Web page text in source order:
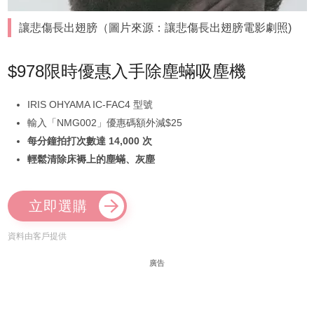
讓悲傷長出翅膀（圖片來源：讓悲傷長出翅膀電影劇照)
$978限時優惠入手除塵蟎吸塵機
IRIS OHYAMA IC-FAC4 型號
輸入「NMG002」優惠碼額外減$25
每分鐘拍打次數達 14,000 次
輕鬆清除床褥上的塵蟎、灰塵
立即選購
資料由客戶提供
廣告